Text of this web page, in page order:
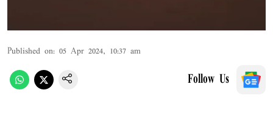
Published on: 05 Apr 2024, 10:37 am
Follow Us